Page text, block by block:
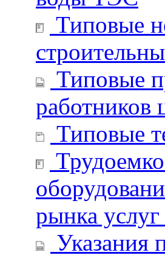
Типовые
Типовые
работников
Типовые
рынка
Указания